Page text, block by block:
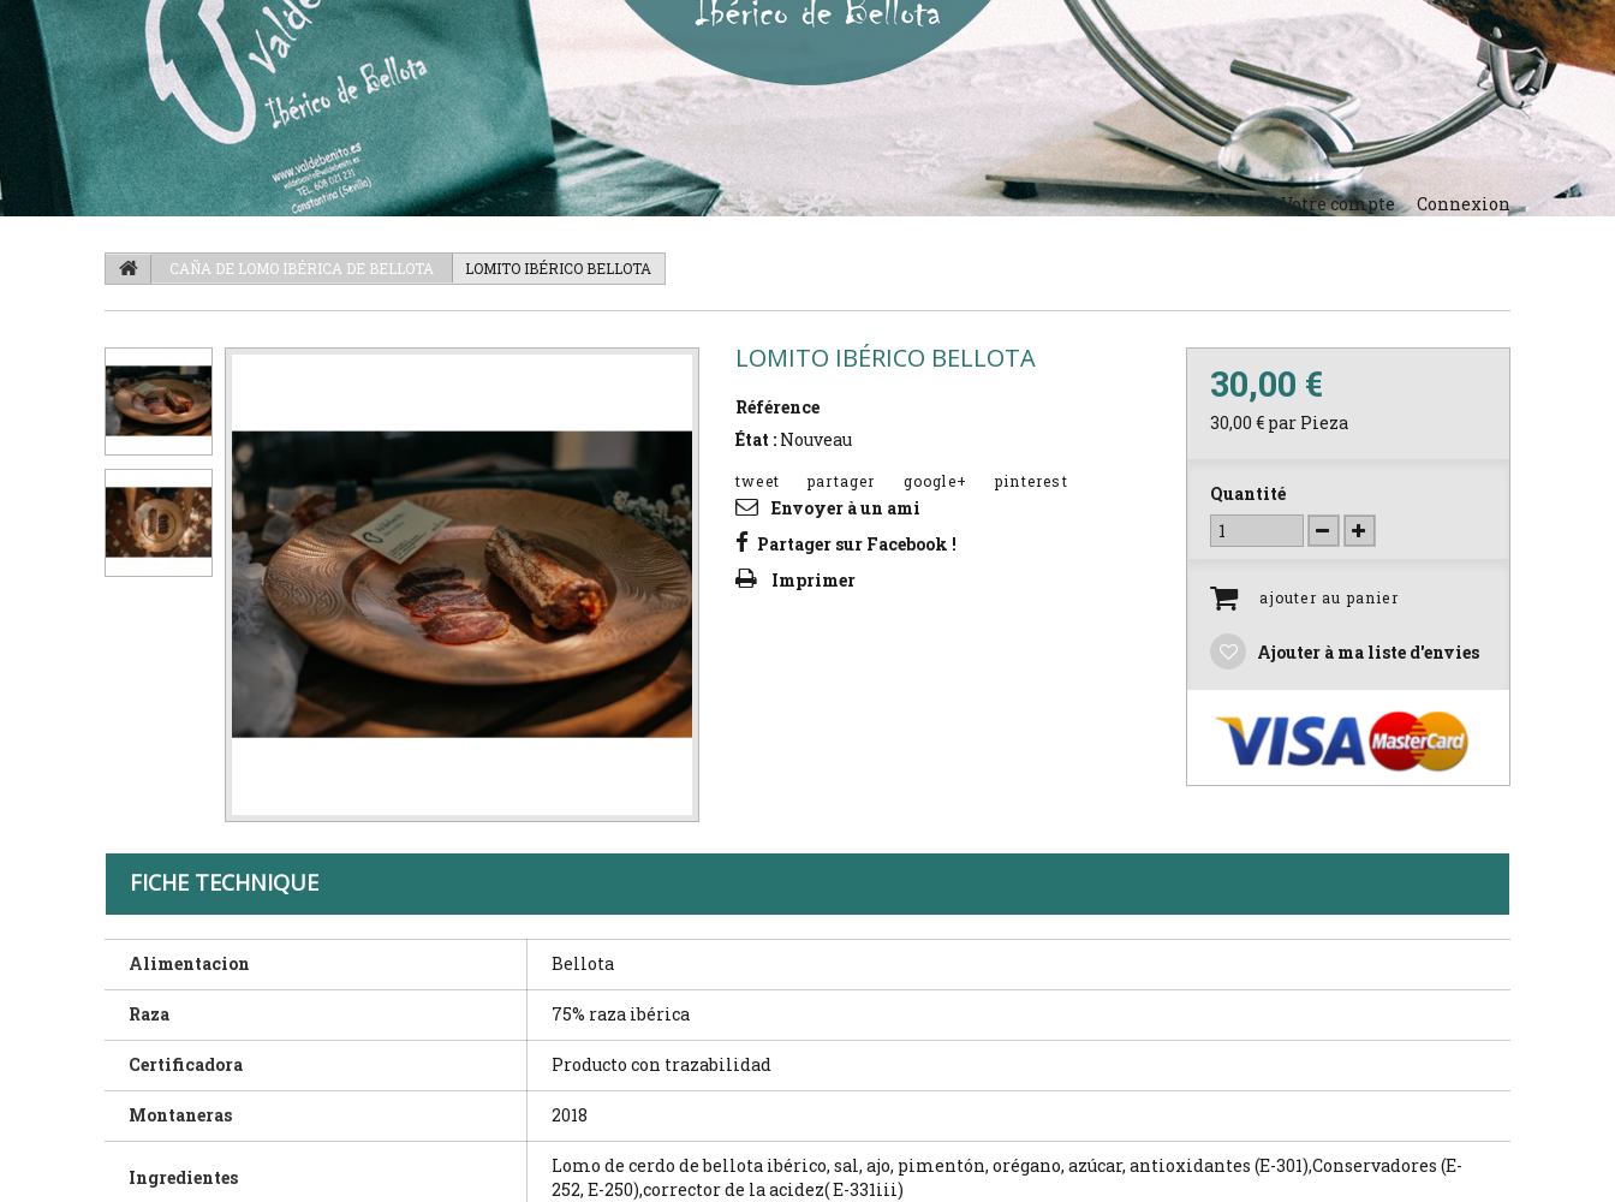
Votre compte Connexion
CAÑA DE LOMO IBÉRICA DE BELLOTA LOMITO IBÉRICO BELLOTA
LOMITO IBÉRICO BELLOTA
Référence
État : Nouveau
tweet partager google+ pinterest
Envoyer à un ami
Partager sur Facebook !
Imprimer
30,00 €
30,00 € par Pieza
Quantité
ajouter au panier
Ajouter à ma liste d'envies
FICHE TECHNIQUE
Alimentacion Bellota
Raza 75% raza ibérica
Certificadora Producto con trazabilidad
Montaneras 2018
Ingredientes
Lomo de cerdo de bellota ibérico, sal, ajo, pimentón, orégano, azúcar, antioxidantes (E-301),Conservadores (E-
252, E-250),corrector de la acidez( E-331iii)